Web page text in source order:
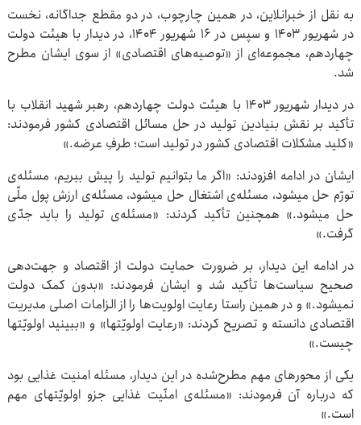
به نقل از خبرانلاین، در همین چارچوب، در دو مقطع جداگانه، نخست
در شهریور ۱۴۰۳ و سپس در ۱۶ شهریور ۱۴۰۴، در دیدار با هیئت دولت
چهاردهم، مجموعه‌ای از «توصیه‌های اقتصادی» از سوی ایشان مطرح
شد.
در دیدار شهریور ۱۴۰۳ با هیئت دولت چهاردهم، رهبر شهید انقلاب با
تأکید بر نقش بنیادین تولید در حل مسائل اقتصادی کشور فرمودند:
«کلید مشکلات اقتصادی کشور در تولید است؛ طرفِ عرضه.»
ایشان در ادامه افزودند: «اگر ما بتوانیم تولید را پیش ببریم، مسئله‌ی
تورّم حل میشود، مسئله‌ی اشتغال حل میشود، مسئله‌ی ارزش پول ملّی
حل میشود.» همچنین تأکید کردند: «مسئله‌ی تولید را باید جدّی
گرفت.»
در ادامه این دیدار، بر ضرورت حمایت دولت از اقتصاد و جهت‌دهی
صحیح سیاست‌ها تأکید شد و ایشان فرمودند: «بدون کمک دولت
نمیشود.» و در همین راستا رعایت اولویت‌ها را از الزامات اصلی مدیریت
اقتصادی دانسته و تصریح کردند: «رعایت اولویّتها» و «ببینید اولویّتها
چیست.»
یکی از محورهای مهم مطرح‌شده در این دیدار، مسئله امنیت غذایی بود
که درباره آن فرمودند: «مسئله‌ی امنّیت غذایی جزو اولویّتهای مهم
است.»